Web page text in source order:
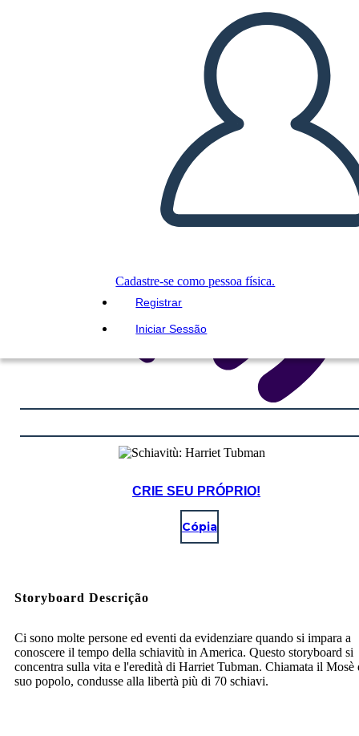
Cadastre-se como pessoa física.
Registrar
Iniciar Sessão
REPRODUZIR APRESENTAÇÃO DE SLIDES
LEIA PRA MIM
CRIE SEU PRÓPRIO!
Cópia
Storyboard Descrição
Ci sono molte persone ed eventi da evidenziare quando si impara a
conoscere il tempo della schiavitù in America. Questo storyboard si
concentra sulla vita e l'eredità di Harriet Tubman. Chiamata il Mosè
suo popolo, condusse alla libertà più di 70 schiavi.